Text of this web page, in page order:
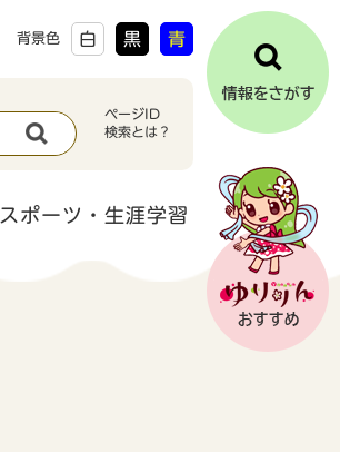
背景色 白 黒 青
ページID
検索とは？
スポーツ・生涯学習